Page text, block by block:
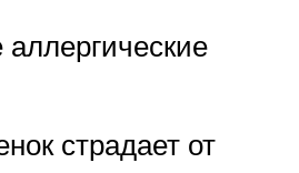
страдает от